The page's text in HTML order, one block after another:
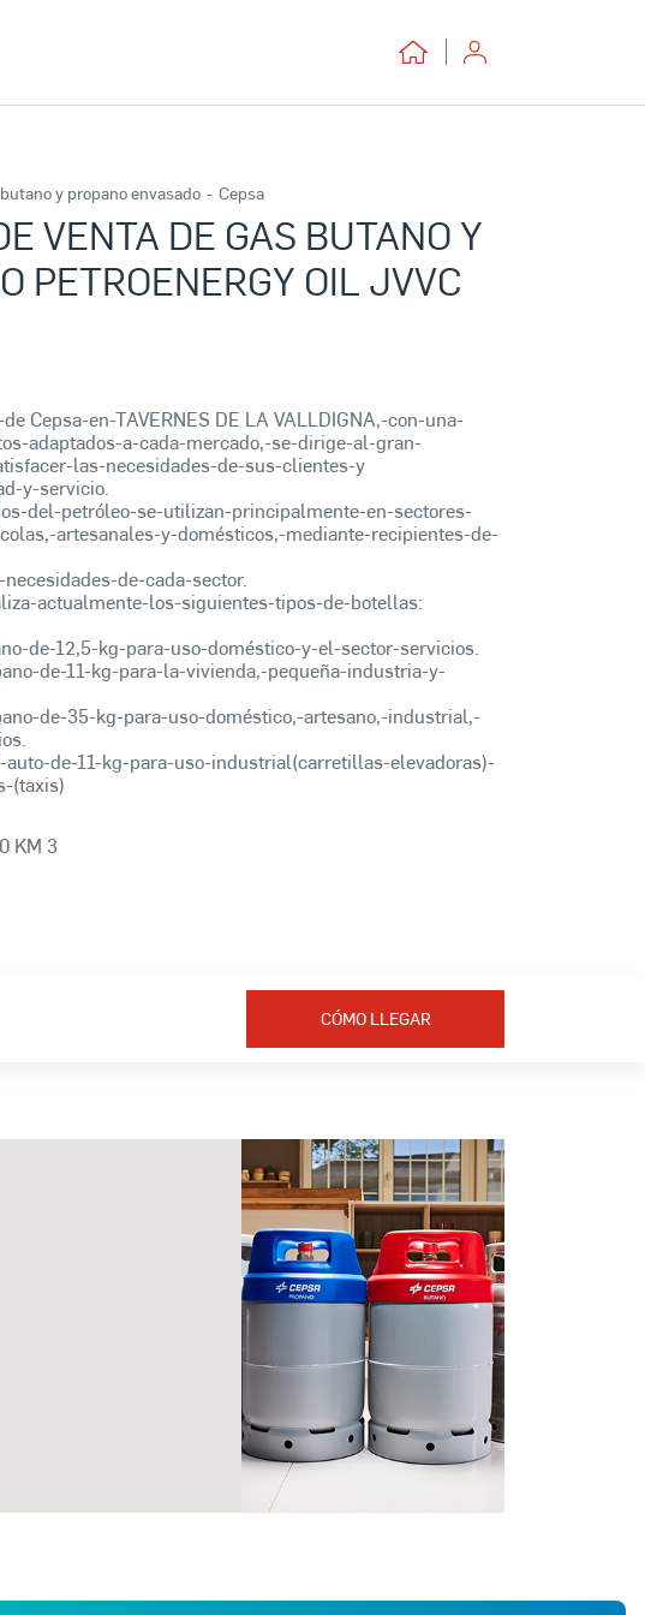
y propano envasado - Cepsa
VENTA DE GAS BUTANO Y
PETROENERGY OIL JVVC
Cepsa-en-TAVERNES DE LA VALLDIGNA,-con-una-
adaptados-a-cada-mercado,-se-dirige-al-gran-
las-necesidades-de-sus-clientes-y
y-servicio.
del-petróleo-se-utilizan-principalmente-en-sectores-
artesanales-y-domésticos,-mediante-recipientes-de-
de-cada-sector.
actualmente-los-siguientes-tipos-de-botellas:
de-12,5-kg-para-uso-doméstico-y-el-sector-servicios.
de-11-kg-para-la-vivienda,-pequeña-industria-y-
de-35-kg-para-uso-doméstico,-artesano,-industrial,-
de-11-kg-para-uso-industrial(carretillas-elevadoras)-
(taxis)
KM 3
CÓMO LLEGAR